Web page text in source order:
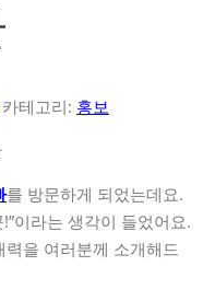
카테고리: 홍보
를 방문하게 되었는데요.
이라는 생각이 들었어요.
력을 여러분께 소개해드